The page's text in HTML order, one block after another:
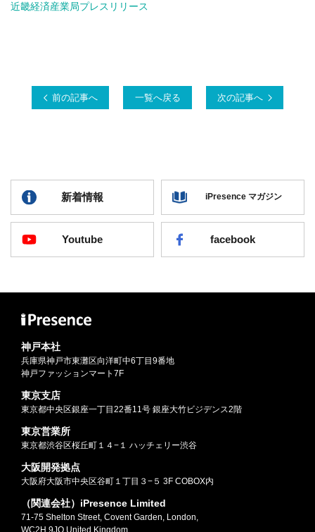
近畿経済産業局プレスリリース
前の記事へ 一覧へ戻る 次の記事へ
新着情報 iPresence マガジン
Youtube facebook
神戸本社
兵庫県神戸市東灘区向洋町中6丁目9番地
神戸ファッションマート7F
東京支店
東京都中央区銀座一丁目22番11号 銀座大竹ビジデンス2階
東京営業所
東京都渋谷区桜丘町１４−１ ハッチェリー渋谷
大阪開発拠点
大阪府大阪市中央区谷町１丁目３−５ 3F COBOX内
（関連会社）iPresence Limited
71-75 Shelton Street, Covent Garden, London,
WC2H 9JQ United Kingdom